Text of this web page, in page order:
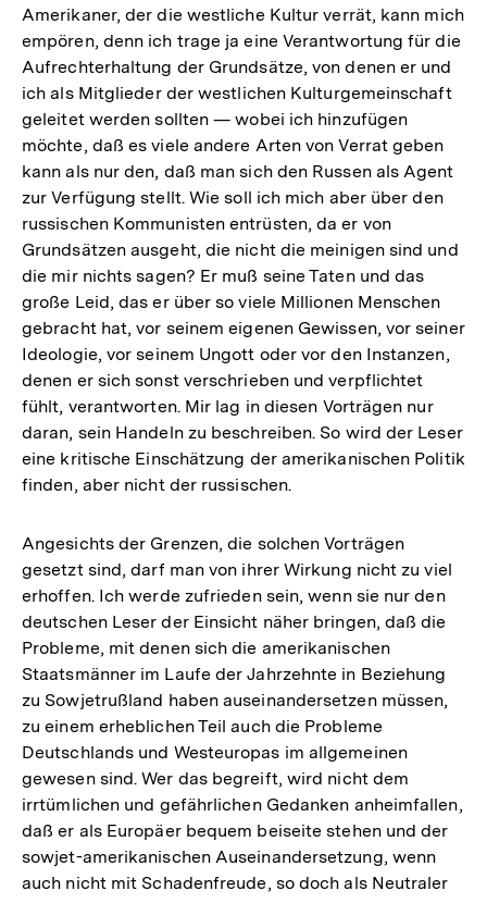
Amerikaner, der die westliche Kultur verrät, kann mich
empören, denn ich trage ja eine Verantwortung für die
Aufrechterhaltung der Grundsätze, von denen er und
ich als Mitglieder der westlichen Kulturgemeinschaft
geleitet werden sollten — wobei ich hinzufügen
möchte, daß es viele andere Arten von Verrat geben
kann als nur den, daß man sich den Russen als Agent
zur Verfügung stellt. Wie soll ich mich aber über den
russischen Kommunisten entrüsten, da er von
Grundsätzen ausgeht, die nicht die meinigen sind und
die mir nichts sagen? Er muß seine Taten und das
große Leid, das er über so viele Millionen Menschen
gebracht hat, vor seinem eigenen Gewissen, vor seiner
Ideologie, vor seinem Ungott oder vor den Instanzen,
denen er sich sonst verschrieben und verpflichtet
fühlt, verantworten. Mir lag in diesen Vorträgen nur
daran, sein Handeln zu beschreiben. So wird der Leser
eine kritische Einschätzung der amerikanischen Politik
finden, aber nicht der russischen.
Angesichts der Grenzen, die solchen Vorträgen
gesetzt sind, darf man von ihrer Wirkung nicht zu viel
erhoffen. Ich werde zufrieden sein, wenn sie nur den
deutschen Leser der Einsicht näher bringen, daß die
Probleme, mit denen sich die amerikanischen
Staatsmänner im Laufe der Jahrzehnte in Beziehung
zu Sowjetrußland haben auseinandersetzen müssen,
zu einem erheblichen Teil auch die Probleme
Deutschlands und Westeuropas im allgemeinen
gewesen sind. Wer das begreift, wird nicht dem
irrtümlichen und gefährlichen Gedanken anheimfallen,
daß er als Europäer bequem beiseite stehen und der
sowjet-amerikanischen Auseinandersetzung, wenn
auch nicht mit Schadenfreude, so doch als Neutraler